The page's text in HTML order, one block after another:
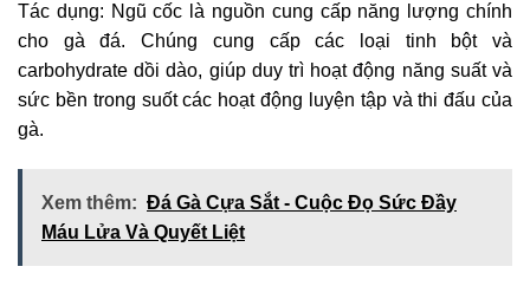
Tác dụng: Ngũ cốc là nguồn cung cấp năng lượng chính
cho gà đá. Chúng cung cấp các loại tinh bột và
carbohydrate dồi dào, giúp duy trì hoạt động năng suất và
sức bền trong suốt các hoạt động luyện tập và thi đấu của
gà.
Xem thêm: Đá Gà Cựa Sắt - Cuộc Đọ Sức Đầy
Máu Lửa Và Quyết Liệt